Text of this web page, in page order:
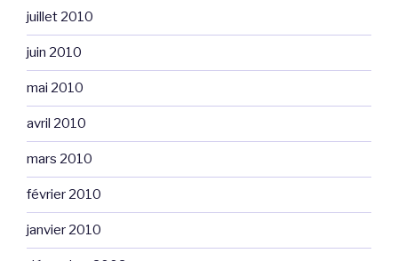
juillet 2010
juin 2010
mai 2010
avril 2010
mars 2010
février 2010
janvier 2010